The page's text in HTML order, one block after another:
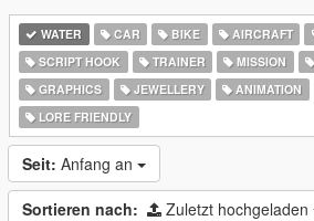
WATER CAR BIKE AIRCRAFT
SCRIPT HOOK
TRAINER MISSION
GRAPHICS
JEWELLERY ANIMATION
LORE FRIENDLY
Seit: Anfang an
Sortieren nach: Zuletzt hochgeladen